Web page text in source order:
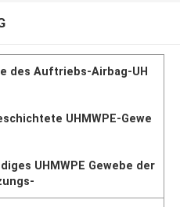
des Auftriebs-Airbag-UH
UHMWPE-Gewe
UHMWPE Gewebe der